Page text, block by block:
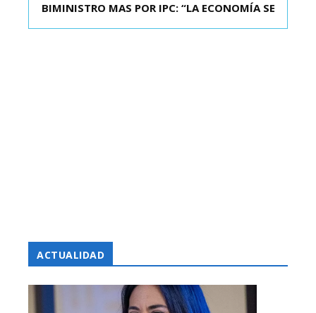
KAST SE REUNIÓ CON EL PRESIDENTE ELECTO DE
BIMINISTRO MAS POR IPC: “LA ECONOMÍA SE
ACTUALIDAD